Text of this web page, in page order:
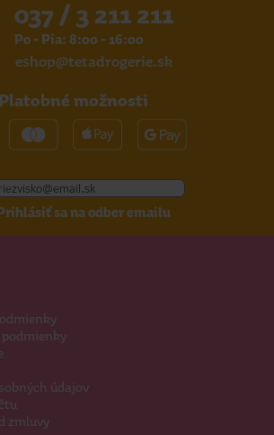
037 / 3 211 211
Po - Pia: 8:00 - 16:00
eshop@tetadrogerie.sk
možnosti
sa na odber emailu
podmienky
údajov
zmluvy